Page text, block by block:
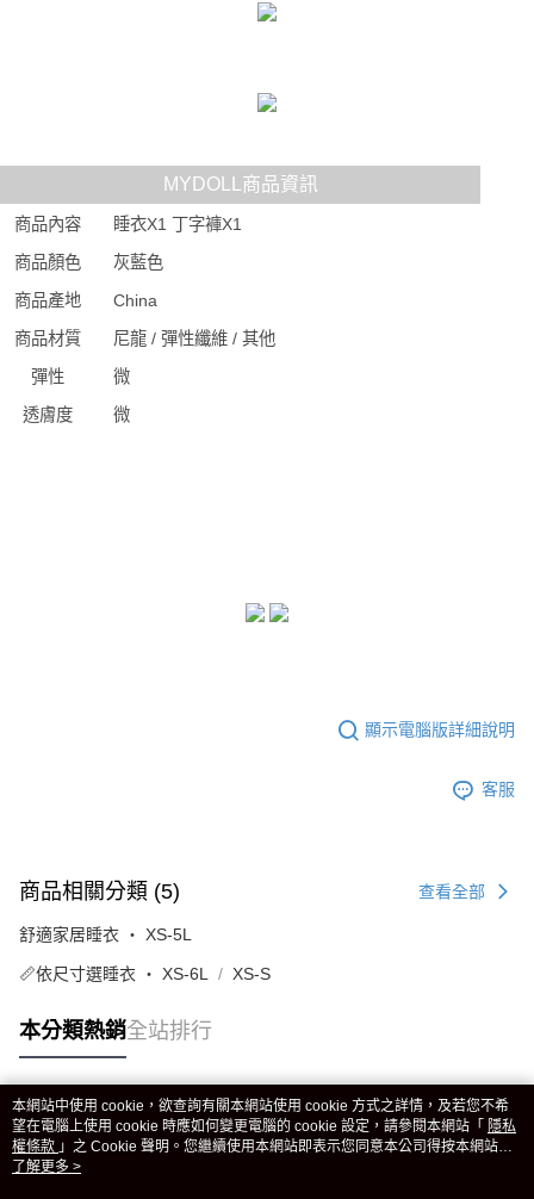
MYDOLL商品資訊
商品內容
睡衣X1 丁字褲X1
商品顏色
灰藍色
商品產地
China
商品材質
尼龍 / 彈性纖維 / 其他
彈性
微
透膚度
微
顯示電腦版詳細說明
客服
商品相關分類 (5) 查看全部
舒適家居睡衣 ‧ XS-5L
📏依尺寸選睡衣 ‧ XS-6L XS-S
本分類熱銷全站排行
熱門標籤
本網站中使用 cookie，欲查詢有關本網站使用 cookie 方式之詳情，及若您不希
望在電腦上使用 cookie 時應如何變更電腦的 cookie 設定，請參閱本網站「 隱私
權條款 」之 Cookie 聲明。您繼續使用本網站即表示您同意本公司得按本網站使
用條款之 Cookie 聲明使用 cookie。
了解更多 >